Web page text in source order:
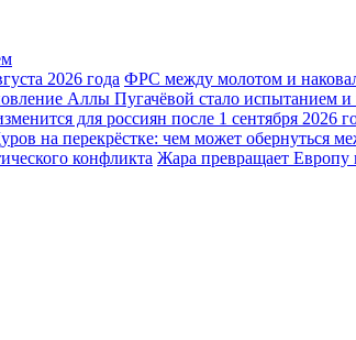
2026 года ФРС между молотом и
Аллы Пугачёвой стало испытанием и
для россиян после 1 сентября 2026
на перекрёстке: чем может обернуться
конфликта Жара превращает Европу